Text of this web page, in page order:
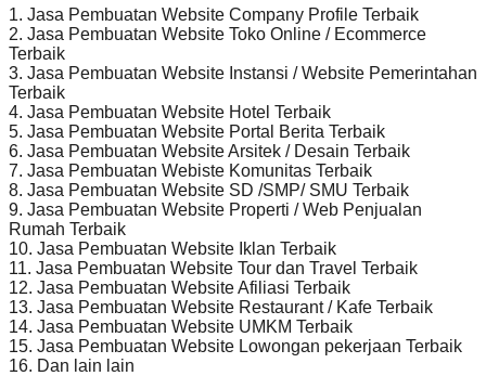
1. Jasa Pembuatan Website Company Profile Terbaik
2. Jasa Pembuatan Website Toko Online / Ecommerce
Terbaik
3. Jasa Pembuatan Website Instansi / Website Pemerintahan
Terbaik
4. Jasa Pembuatan Website Hotel Terbaik
5. Jasa Pembuatan Website Portal Berita Terbaik
6. Jasa Pembuatan Website Arsitek / Desain Terbaik
7. Jasa Pembuatan Webiste Komunitas Terbaik
8. Jasa Pembuatan Website SD /SMP/ SMU Terbaik
9. Jasa Pembuatan Website Properti / Web Penjualan
Rumah Terbaik
10. Jasa Pembuatan Website Iklan Terbaik
11. Jasa Pembuatan Website Tour dan Travel Terbaik
12. Jasa Pembuatan Website Afiliasi Terbaik
13. Jasa Pembuatan Website Restaurant / Kafe Terbaik
14. Jasa Pembuatan Website UMKM Terbaik
15. Jasa Pembuatan Website Lowongan pekerjaan Terbaik
16. Dan lain lain